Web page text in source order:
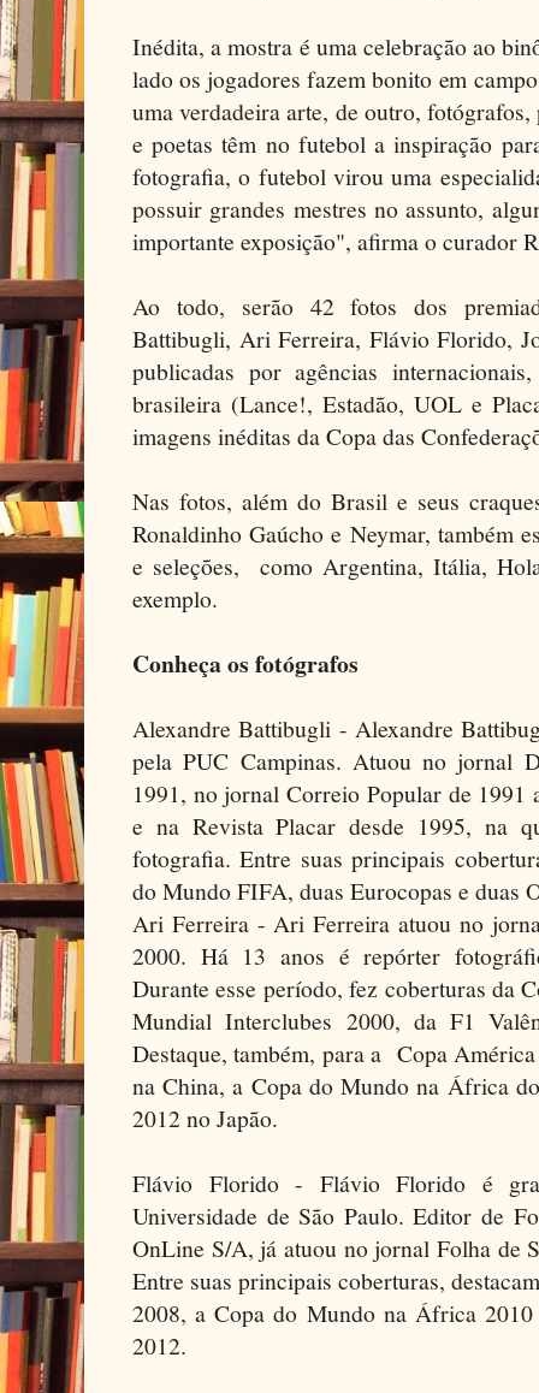
Inédita, a mostra é uma celebração ao
lado os jogadores fazem bonito em
uma verdadeira arte, de outro,
e poetas têm no futebol a inspiração
fotografia, o futebol virou uma
possuir grandes mestres no assunto,
importante exposição", afirma o curador
Ao todo, serão 42 fotos dos
Battibugli, Ari Ferreira, Flávio Florido,
publicadas por agências
brasileira (Lance!, Estadão, UOL e
imagens inéditas da Copa das
Nas fotos, além do Brasil e seus
Ronaldinho Gaúcho e Neymar, também
e seleções, como Argentina, Itália,
exemplo.
Conheça os fotógrafos
Alexandre Battibugli - Alexandre
pela PUC Campinas. Atuou no jornal
1991, no jornal Correio Popular de 1991
e na Revista Placar desde 1995, na
fotografia. Entre suas principais
do Mundo FIFA, duas Eurocopas e duas
Ari Ferreira - Ari Ferreira atuou no
2000. Há 13 anos é repórter
Durante esse período, fez coberturas da
Mundial Interclubes 2000, da F1
Destaque, também, para a Copa
na China, a Copa do Mundo na África
2012 no Japão.
Flávio Florido - Flávio Florido é
Universidade de São Paulo. Editor de
OnLine S/A, já atuou no jornal Folha de
Entre suas principais coberturas,
2008, a Copa do Mundo na África
2012.